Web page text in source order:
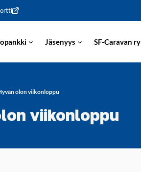
Jäsenyys SF-Caravan ry
olon viikonloppu
viikonloppu